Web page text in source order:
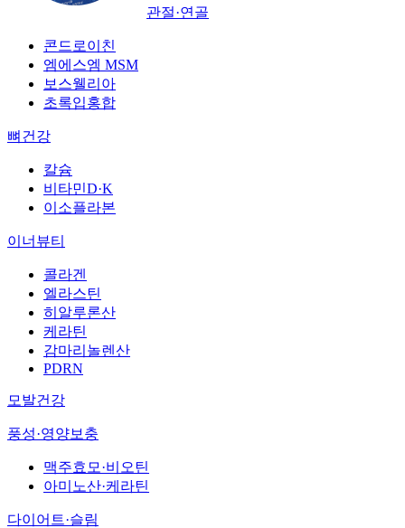
관절·연골
콘드로이친
엠에스엠 MSM
보스웰리아
초록입홍합
뼈건강
칼슘
비타민D·K
이소플라본
이너뷰티
콜라겐
엘라스틴
히알루론산
케라틴
감마리놀렌산
PDRN
모발건강
풍성·영양보충
맥주효모·비오틴
아미노산·케라틴
다이어트·슬림